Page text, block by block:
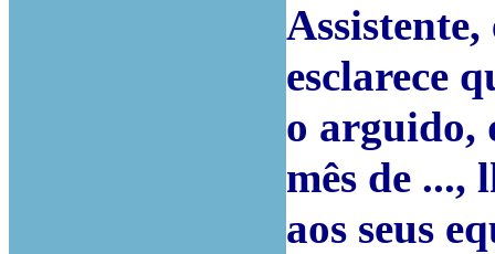
Assistente,
esclarece
o arguido,
mês de ...,
aos seus